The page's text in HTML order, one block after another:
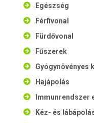
Egészség
Férfivonal
Fürdővonal
Fűszerek
Gyógynövényes
Hajápolás
Immunrendszer
Kéz- és